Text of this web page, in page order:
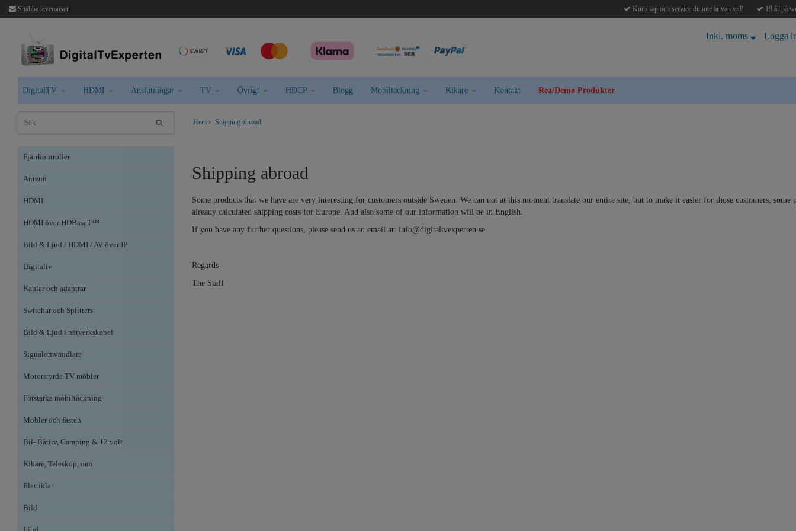
Snabba leveranser Kunskap och service du inte är van vid! 19 år på
Inkl. moms Logga
DigitalTV HDMI Anslutningar TV Övrigt HDCP Blogg Mobiltäckning Kikare Kontakt Rea/Demo Produkter
Fjärrkontroller
Antenn
HDMI
HDMI över HDBaseT™
Bild & Ljud / HDMI / AV över IP
Digitaltv
Kablar och adaptrar
Switchar och Splitters
Bild & Ljud i nätverkskabel
Signalomvandlare
Motorstyrda TV möbler
Förstärka mobiltäckning
Möbler och fästen
Bil- Båtliv, Camping & 12 volt
Kikare, Teleskop, mm
Elartiklar
Bild
Hem › Shipping abroad
Shipping abroad
Some products that we have are very interesting for customers outside Sweden. We can not at this moment translate our entire site, but to make it easier for those customers, some
already calculated shipping costs for Europe. And also some of our information will be in English.
If you have any further questions, please send us an email at: info@digitaltvexperten.se
Regards
The Staff